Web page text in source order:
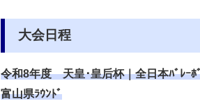
大会日程
令和8年度 天皇･皇后杯｜全日本ﾊﾞﾚｰﾎ
富山県ﾗｳﾝﾄﾞ